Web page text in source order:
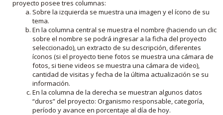
proyecto posee tres columnas:
Sobre la izquierda se muestra una imagen y el ícono de su
tema.
En la columna central se muestra el nombre (haciendo un clic
sobre el nombre se podrá ingresar a la ficha del proyecto
seleccionado), un extracto de su descripción, diferentes
íconos (si el proyecto tiene fotos se muestra una cámara de
fotos, si tiene videos se muestra una cámara de video),
cantidad de visitas y fecha de la última actualización se su
información.
En la columna de la derecha se muestran algunos datos
“duros” del proyecto: Organismo responsable, categoría,
período y avance en porcentaje al día de hoy.